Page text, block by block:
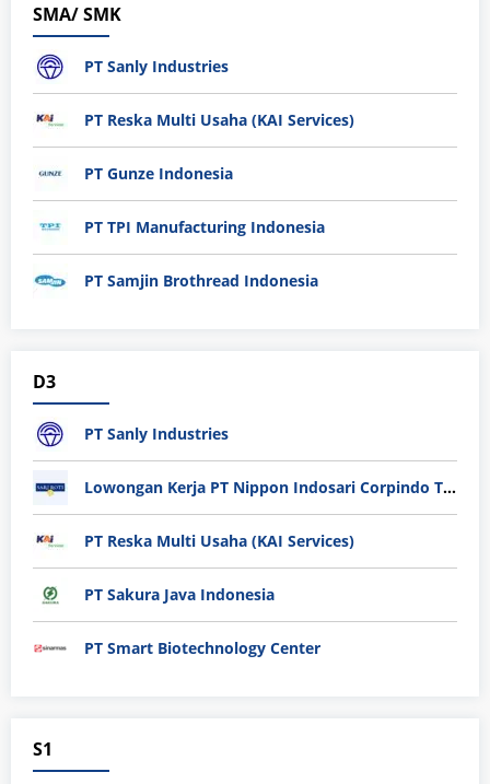
SMA/ SMK
PT Sanly Industries
PT Reska Multi Usaha (KAI Services)
PT Gunze Indonesia
PT TPI Manufacturing Indonesia
PT Samjin Brothread Indonesia
D3
PT Sanly Industries
Lowongan Kerja PT Nippon Indosari Corpindo Tbk. Bulan Agustus 2026
PT Reska Multi Usaha (KAI Services)
PT Sakura Java Indonesia
PT Smart Biotechnology Center
S1